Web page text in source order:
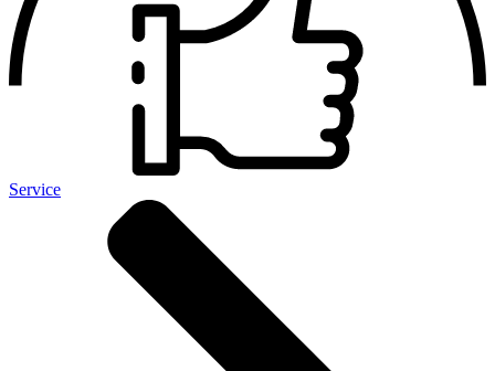
Service